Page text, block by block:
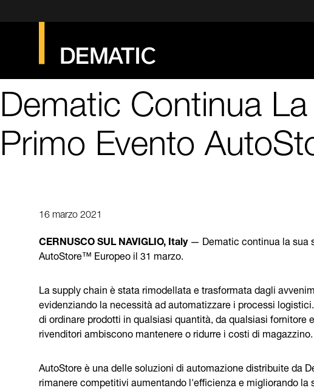
Dematic Continua
Primo Evento
16 marzo 2021
CERNUSCO SUL NAVIGLIO, Italy— Dematic continua la sua
AutoStore™ Europeo il 31 marzo.
La supply chain è stata rimodellata e trasformata dagli
evidenziando la necessità ad automatizzare i processi
di ordinare prodotti in qualsiasi quantità, da qualsiasi
rivenditori ambiscono mantenere o ridurre i costi di magazzino.
AutoStore è una delle soluzioni di automazione distribuite da
rimanere competitivi aumentando l'efficienza e migliorando la